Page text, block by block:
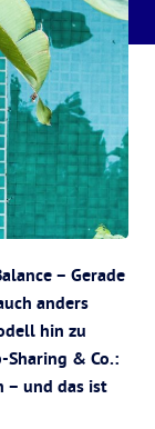
– Gerade
anders
hin zu
Sharing & Co.:
– und das ist